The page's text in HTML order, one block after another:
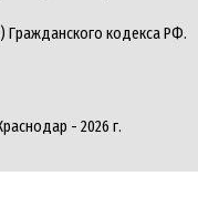
Гражданского кодекса РФ.
- 2026 г.